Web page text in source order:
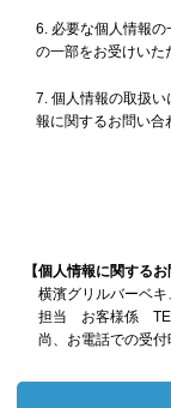
必要な個人情報
の一部をお受けいた
個人情報の取扱
報に関するお問い合
【個人情報に関する
横濱グリルバーベ
担当 お客様係
尚、お電話での受付